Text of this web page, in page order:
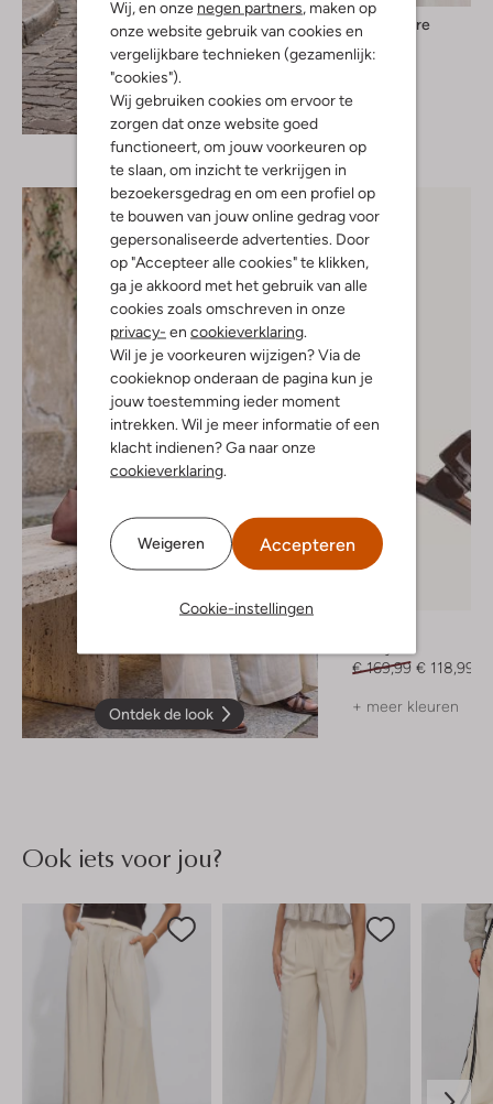
Wij, en onze negen partners , maken op
onze website gebruik van cookies en
vergelijkbare technieken (gezamenlijk:
"cookies").
Wij gebruiken cookies om ervoor te
zorgen dat onze website goed
functioneert, om jouw voorkeuren op
te slaan, om inzicht te verkrijgen in
bezoekersgedrag en om een profiel op
te bouwen van jouw online gedrag voor
gepersonaliseerde advertenties. Door
op "Accepteer alle cookies" te klikken,
ga je akkoord met het gebruik van alle
cookies zoals omschreven in onze
privacy- en cookieverklaring
Wil je je voorkeuren wijzigen? Via de
cookieknop onderaan de pagina kun je
jouw toestemming ieder moment
intrekken. Wil je meer informatie of een
klacht indienen? Ga naar onze
cookieverklaring
Weigeren Accepteren
Cookie-instellingen
Ontdek de look
Co'couture
€ 149,99
Ontdek de look
€ 169,99 € 118,99
+ meer kleuren
Ook iets voor jou?